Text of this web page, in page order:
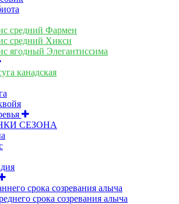
средний Фармен
средний Хикси
ягодный Элегантиссима
канадская
СЕЗОНА
срока созревания алыча
срока созревания алыча